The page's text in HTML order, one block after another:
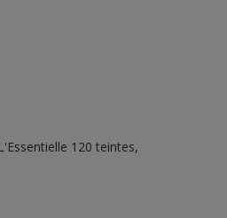
120 teintes,